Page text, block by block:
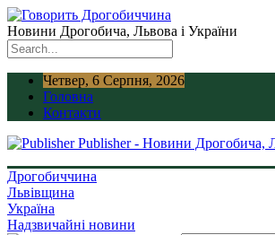
Новини Дрогобича, Львова і України
Четвер, 6 Серпня, 2026
Головна
Контакти
Publisher - Новини Дрогобича,
Дрогобиччина
Львівщина
Україна
Надзвичайні новини